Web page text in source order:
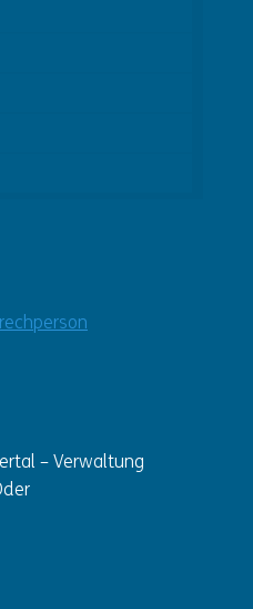
– Verwaltung